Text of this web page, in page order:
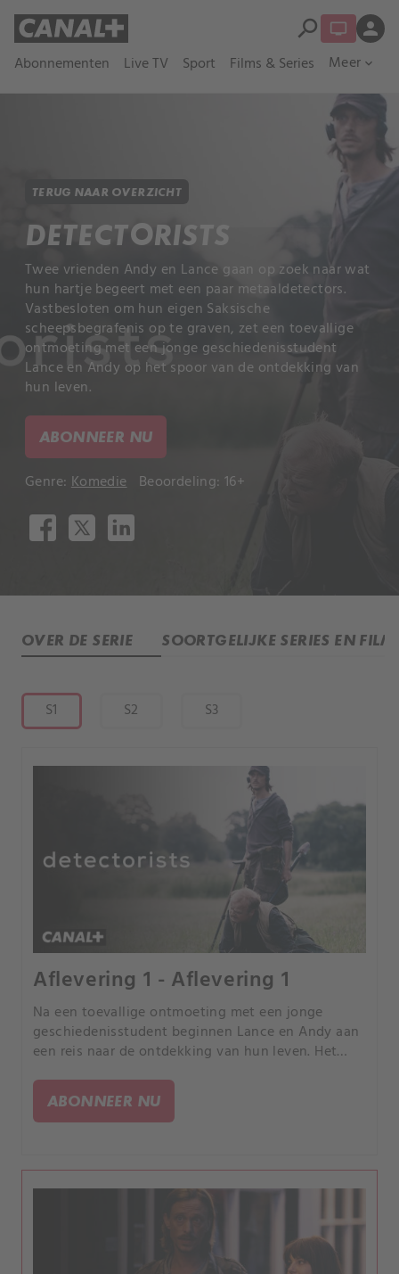
Abonnementen Live TV Sport Films & Series Meer expand_more
search person
TERUG NAAR OVERZICHT
DETECTORISTS
Twee vrienden Andy en Lance gaan op zoek naar wat
hun hartje begeert met een paar metaaldetectors.
Vastbesloten om hun eigen Saksische
scheepsbegrafenis op te graven, zet een toevallige
ontmoeting met een jonge geschiedenisstudent
Lance en Andy op het spoor van de ontdekking van
hun leven.
ABONNEER NU
Genre: Komedie Beoordeling: 16+
OVER DE SERIE SOORTGELIJKE SERIES EN
S1 S2 S3
Aflevering 1 - Aflevering 1
Na een toevallige ontmoeting met een jonge
geschiedenisstudent beginnen Lance en Andy aan
een reis naar de ontdekking van hun leven. Het
van de lokale landeigenaar, de gek die volgens de
geruchten zijn vrouw heeft vermoord.
ABONNEER NU